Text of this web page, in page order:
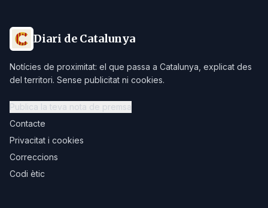
Diari de Catalunya
Notícies de proximitat: el que passa a Catalunya, explicat des
del territori. Sense publicitat ni cookies.
Publica la teva nota de premsa
Contacte
Privacitat i cookies
Correccions
Codi ètic